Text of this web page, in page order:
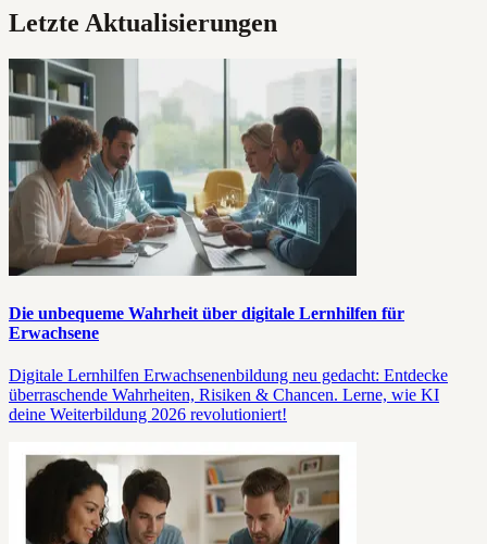
Letzte Aktualisierungen
Die unbequeme Wahrheit über digitale Lernhilfen für
Erwachsene
Digitale Lernhilfen Erwachsenenbildung neu gedacht: Entdecke
überraschende Wahrheiten, Risiken & Chancen. Lerne, wie KI
deine Weiterbildung 2026 revolutioniert!